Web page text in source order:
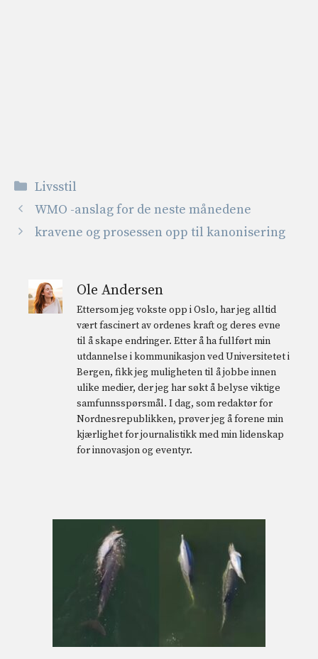
Kategorier
Livsstil
WMO -anslag for de neste månedene
kravene og prosessen opp til kanonisering
Ole Andersen
Ettersom jeg vokste opp i Oslo, har jeg alltid
vært fascinert av ordenes kraft og deres evne
til å skape endringer. Etter å ha fullført min
utdannelse i kommunikasjon ved Universitetet i
Bergen, fikk jeg muligheten til å jobbe innen
ulike medier, der jeg har søkt å belyse viktige
samfunnsspørsmål. I dag, som redaktør for
Nordnesrepublikken, prøver jeg å forene min
kjærlighet for journalistikk med min lidenskap
for innovasjon og eventyr.